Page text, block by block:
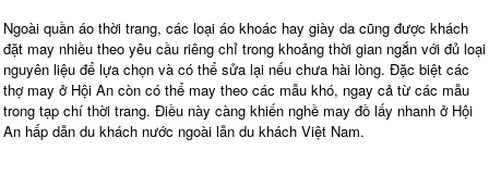
Ngoài quần áo thời trang, các loại áo khoác hay giày da cũng được khách
đặt may nhiều theo yêu cầu riêng chỉ trong khoảng thời gian ngắn với đủ loại
nguyên liệu để lựa chọn và có thể sửa lại nếu chưa hài lòng. Đặc biệt các
thợ may ở Hội An còn có thể may theo các mẫu khó, ngay cả từ các mẫu
trong tạp chí thời trang. Điều này càng khiến nghề may đồ lấy nhanh ở Hội
An hấp dẫn du khách nước ngoài lẫn du khách Việt Nam.